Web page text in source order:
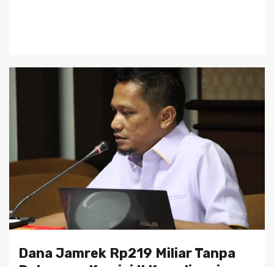
Dana Jamrek Rp219 Miliar Tanpa